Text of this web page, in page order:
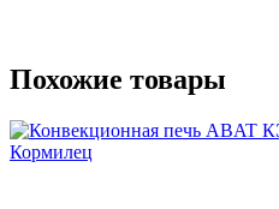
Похожие товары